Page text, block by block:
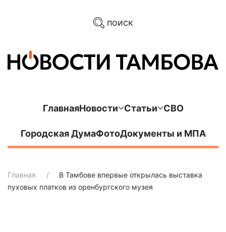
поиск
ГлавнаяНовости Статьи СВО
Городская ДумаФотоДокументы и МПА
Главная
В Тамбове впервые открылась выставка
пуховых платков из оренбургского музея